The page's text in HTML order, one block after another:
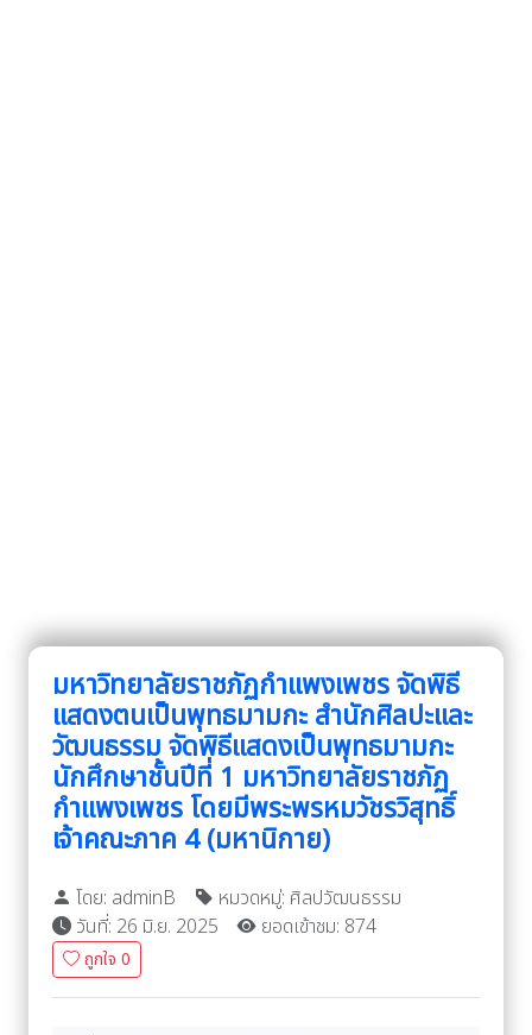
มหาวิทยาลัยราชภัฏกำแพงเพชร จัดพิธี
แสดงตนเป็นพุทธมามกะ สำนักศิลปะและ
วัฒนธรรม จัดพิธีแสดงเป็นพุทธมามกะ
นักศึกษาชั้นปีที่ 1 มหาวิทยาลัยราชภัฏ
กำแพงเพชร โดยมีพระพรหมวัชรวิสุทธิ์
เจ้าคณะภาค 4 (มหานิกาย)
โดย: adminB
หมวดหมู่: ศิลปวัฒนธรรม
วันที่: 26 มิ.ย. 2025
ยอดเข้าชม: 874
ถูกใจ 0